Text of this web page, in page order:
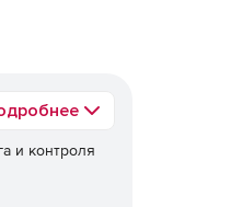
и контроля